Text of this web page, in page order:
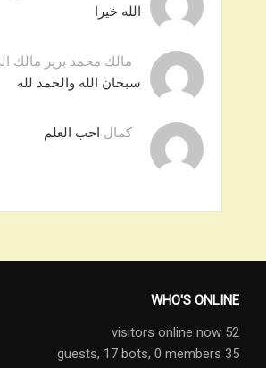
الله خيرا
مالك محمد برير مالك
سبحان الله والحمد لله
كمال احب العلم
WHO'S ONLINE
52 visitors online now
35 guests,
17 bots, 0 members